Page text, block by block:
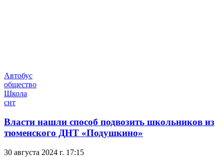
Автобус
общество
Школа
снт
Власти нашли способ подвозить школьников из
тюменского ДНТ «Подушкино»
30 августа 2024 г. 17:15